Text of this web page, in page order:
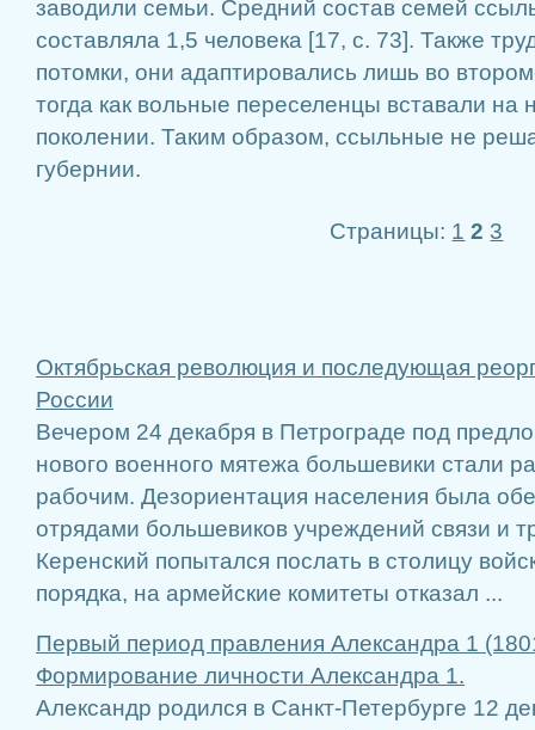
заводили семьи. Средний состав семей
составляла 1,5 человека [17, с. 73]. Также
потомки, они адаптировались лишь во
тогда как вольные переселенцы вставали на
поколении. Таким образом, ссыльные не
губернии.
Страницы: 1 2 3
Октябрьская революция и последующая
России
Вечером 24 декабря в Петрограде под
нового военного мятежа большевики стали
рабочим. Дезориентация населения была
отрядами большевиков учреждений связи и
Керенский попытался послать в столицу
порядка, на армейские комитеты отказал ...
Первый период правления Александра 1
Формирование личности Александра 1.
Александр родился в Санкт-Петербурге 12